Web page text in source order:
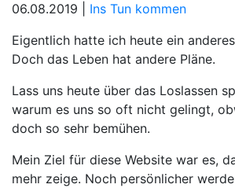
06.08.2019 | Ins Tun kommen
Eigentlich hatte ich heute ein
Doch das Leben hat andere Pläne.
Lass uns heute über das Loslassen
warum es uns so oft nicht gelingt,
doch so sehr bemühen.
Mein Ziel für diese Website war es,
mehr zeige. Noch persönlicher